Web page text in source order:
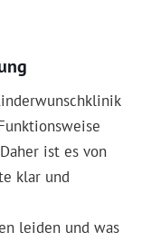
ist es von
klar und
leiden und was